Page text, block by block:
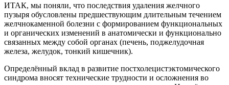
ИТАК, мы поняли, что последствия удаления желчного
пузыря обусловлены предшествующим длительным течением
желчнокаменной болезни с формированием функциональных
и органических изменений в анатомически и функционально
связанных между собой органах (печень, поджелудочная
железа, желудок, тонкий кишечник).
Определённый вклад в развитие постхолецистэктомического
синдрома вносят технические трудности и осложнения во